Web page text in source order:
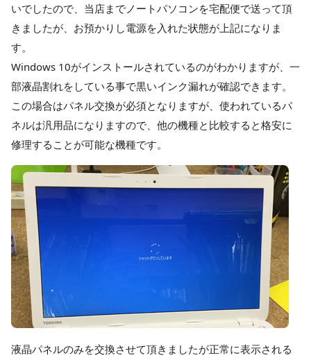
いでしたので、当店までノートパソコンを宅配便で送って頂
きましたが、お預かりし電源を入れた状態が上記になりま
す。
Windows 10がインストールされているのがわかりますが、一
部液晶割れをしている事で黒いインク漏れが確認できます。
この場合はパネル交換が必須となりますが、使われているパ
ネルは汎用品になりますので、他の機種と比較すると格安に
修理することが可能な機種です。
液晶パネルのみを交換させて頂きましたが正常に表示される